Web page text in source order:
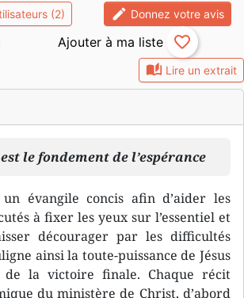
auto_stories Lire un extrait
le fondement de l’espérance
évangile concis afin d’aider les
à fixer les yeux sur l’essentiel et
décourager par les difficultés
ainsi la toute-puissance de Jésus
la victoire finale. Chaque récit
du ministère de Christ, d’abord
(2) edit Donnez votre avis
favorite_border